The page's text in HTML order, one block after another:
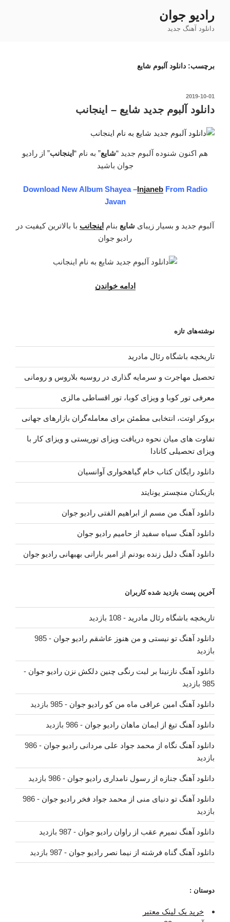
محتوا
رادیو جوان
دانلود آهنگ جدید
برچسب: دانلود آلبوم شایع
نوشته‌شده
2019-10-01
دانلود آلبوم جدید شایع – اینجانب
هم اکنون شنوده آلبوم جدید “شایع” به نام “ اینجانب” از رادیو
جوان باشید
Download New Album Shayea –InjanebFrom Radio
Javan
آلبوم جدید و بسیار زیبای شایع بنام اینجانب با بالاترین کیفیت در
رادیو جوان
ادامه خواندن
اینجانب”
نوشته‌های تازه
تاریخچه باشگاه رئال مادرید
تحصیل مهاجرت و سرمایه گذاری در روسیه بلاروس و رومانی
معرفی تور کوبا و ویزای کوبا، تور اقساطی مالزی
بروکر اوتت، انتخابی مطمئن برای معامله‌گران بازارهای جهانی
تفاوت های میان نحوه دریافت ویزای توریستی و ویزای کار با
ویزای تحصیلی کانادا
دانلود رایگان کتاب خام گیاهخواری آوانسیان
بازیکنان منچستر یونایتد
دانلود آهنگ من مسم از ابراهیم الفتی رادیو جوان
دانلود آهنگ سیاه سفید از حامیم رادیو جوان
دانلود آهنگ دلیل زنده بودنم از امیر بارانی بهبهانی رادیو جوان
آخرین پست بازدید شده کاربران
تاریخچه باشگاه رئال مادرید - 108 بازدید
دانلود آهنگ تو نیستی و من هنوز عاشقم رادیو جوان
- 985
بازدید
دانلود آهنگ نازنینا بر لبت رنگی چنین دلکش نزن رادیو جوان -
985 بازدید
دانلود آهنگ امین عراقی ماه من کو رادیو جوان - 985 بازدید
دانلود آهنگ تیغ از ایمان ماهان رادیو جوان - 986 بازدید
دانلود آهنگ نگاه از محمد جواد علی مردانی رادیو جوان
- 986
بازدید
دانلود آهنگ جنازه از رسول نامداری رادیو جوان - 986 بازدید
دانلود آهنگ تو دنیای منی از محمد جواد فخر رادیو جوان
- 986
بازدید
دانلود آهنگ نمیرم عقب از راوان رادیو جوان - 987 بازدید
دانلود آهنگ گناه فرشته از نیما نصر رادیو جوان - 987 بازدید
دوستان :
خرید بک لینک معتبر